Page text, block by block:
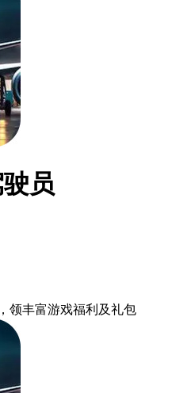
员
，领丰富游戏福利 及礼包